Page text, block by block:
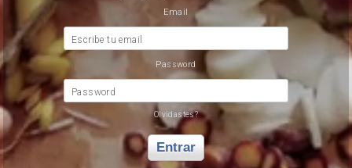
Email
Escribe tu email
Password
Password
Olvidastes?
Entrar